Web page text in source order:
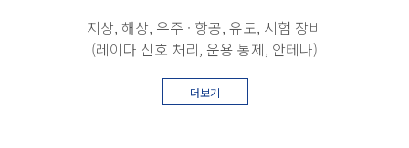
지상, 해상, 우주 · 항공, 유도, 시험 장비
(레이다 신호 처리, 운용 통제, 안테나)
더보기